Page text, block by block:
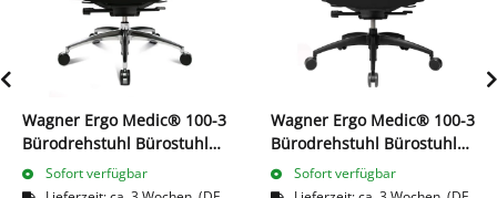
Wagner Ergo Medic® 100-3
Bürodrehstuhl Bürostuhl
Bandscheibensitz 216700
schwarz
Sofort verfügbar
Wagner Ergo Medic® 100-3
Bürodrehstuhl Bürostuhl
Bandscheibensitz mit
DONDOLA TECHNIK 216707
Sofort verfügbar